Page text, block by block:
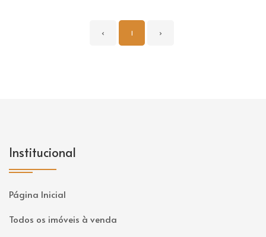
‹ 1 ›
Institucional
Página Inicial
Todos os imóveis à venda